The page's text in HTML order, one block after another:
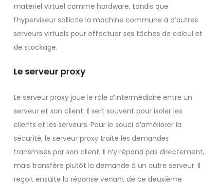
matériel virtuel comme hardware, tandis que
l’hyperviseur sollicite la machine commune à d’autres
serveurs virtuels pour effectuer ses tâches de calcul et
de stockage.
Le serveur proxy
Le serveur proxy joue le rôle d’intermédiaire entre un
serveur et son client. Il sert souvent pour isoler les
clients et les serveurs. Pour le souci d’améliorer la
sécurité, le serveur proxy traite les demandes
transmises par son client. Il n’y répond pas directement,
mais transfère plutôt la demande à un autre serveur. Il
reçoit ensuite la réponse venant de ce deuxième